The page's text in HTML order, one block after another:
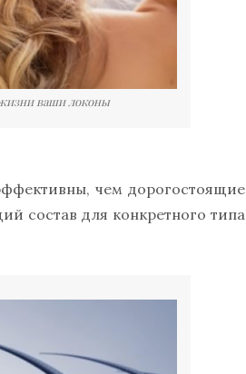
жизни ваши локоны
чем дорогостоящие
состав для конкретного типа